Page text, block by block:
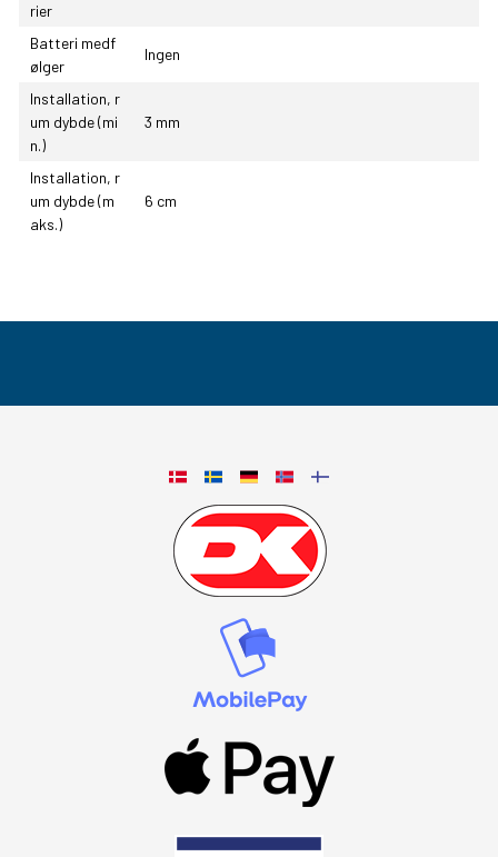
rier
Batteri medf
ølger
Ingen
Installation, r
um dybde (mi
n.)
3 mm
Installation, r
um dybde (m
aks.)
6 cm